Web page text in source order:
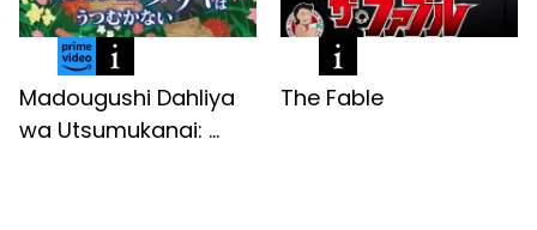
Madougushi Dahliya
wa Utsumukanai: ...
The Fable